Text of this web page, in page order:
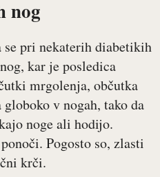
nog
se pri nekaterih diabetikih
kar je posledica
mrgolenja, občutka
v nogah, tako da
noge ali hodijo.
Pogosto so, zlasti
krči.